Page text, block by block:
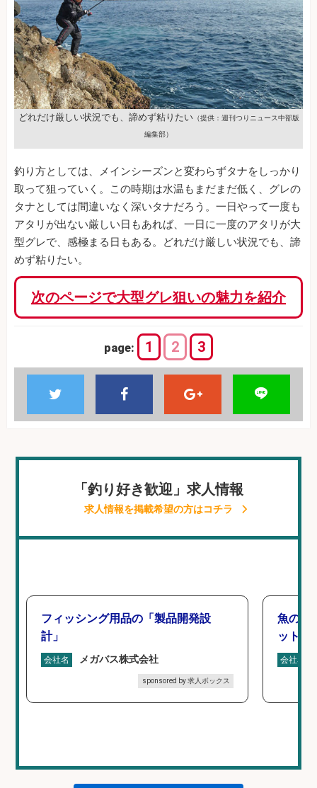
どれだけ厳しい状況でも、諦めず粘りたい（提供：週刊つりニュース中部版
編集部）
釣り方としては、メインシーズンと変わらずタナをしっかり
取って狙っていく。この時期は水温もまだまだ低く、グレの
タナとしては間違いなく深いタナだろう。一日やって一度も
アタリが出ない厳しい日もあれば、一日に一度のアタリが大
型グレで、感極まる日もある。どれだけ厳しい状況でも、諦
めず粘りたい。
次のページで大型グレ狙いの魅力を紹介
page: 1 2 3
「釣り好き歓迎」求人情報
求人情報を掲載希望の方はコチラ
フィッシング用品の「製品開発設
計」
会社名 メガバス株式会社
sponsored by 求人ボックス
魚の「
ットを
会社名